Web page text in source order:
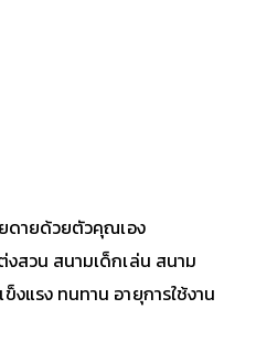
ดายด้วยตัวคุณเอง
สวน สนามเด็กเล่น สนาม
แรง ทนทาน อายุการใช้งาน